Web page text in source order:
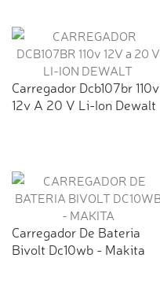
Carregador Dcb107br 110v
12v A 20 V Li-Ion Dewalt
Carregador De Bateria
Bivolt Dc10wb - Makita